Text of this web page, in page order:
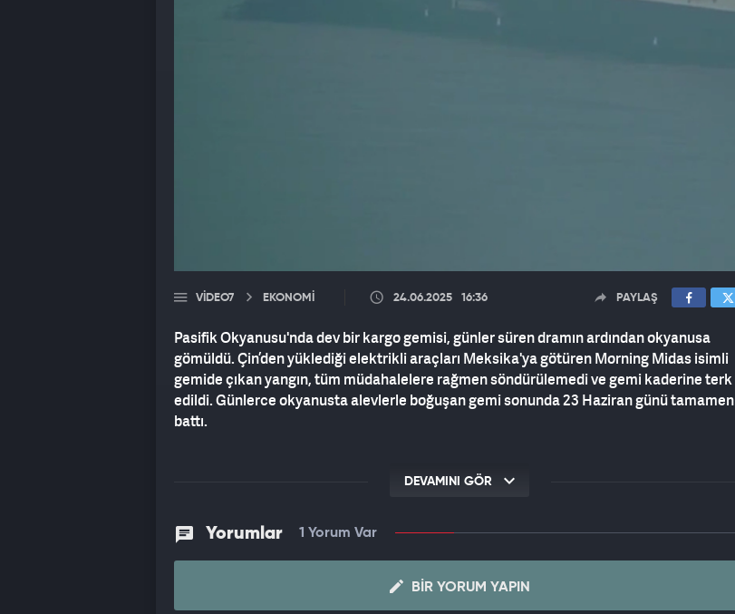
VIDEO7 EKONOMİ 24.06.2025 16:36 PAYLAŞ
Pasifik Okyanusu'nda dev bir kargo gemisi, günler süren dramın ardından okyanusa
gömüldü. Çin’den yüklediği elektrikli araçları Meksika'ya götüren Morning Midas isimli
gemide çıkan yangın, tüm müdahalelere rağmen söndürülemedi ve gemi kaderine terk
edildi. Günlerce okyanusta alevlerle boğuşan gemi sonunda 23 Haziran günü tamamen
battı.
DEVAMINI GÖR
Yorumlar 1 Yorum Var
BIR YORUM YAPIN